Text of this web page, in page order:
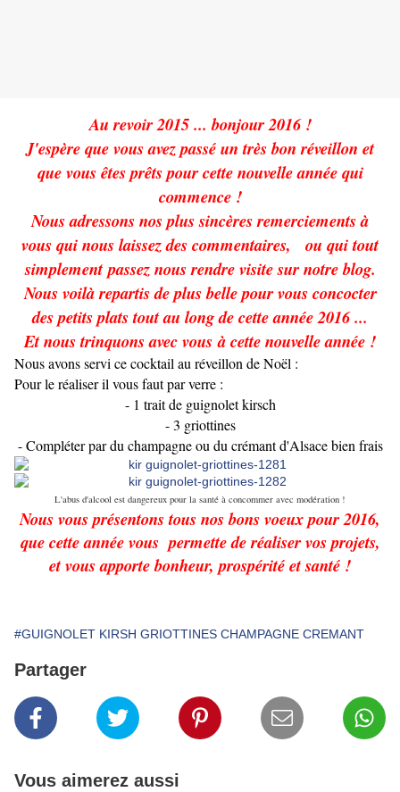
Au revoir 2015 ... bonjour 2016 !
J'espère que vous avez passé un très bon réveillon et
que vous êtes prêts pour cette nouvelle année qui
commence !
Nous adressons nos plus sincères remerciements à
vous qui nous laissez des commentaires, ou qui tout
simplement passez nous rendre visite sur notre blog.
Nous voilà repartis de plus belle pour vous concocter
des petits plats tout au long de cette année 2016 ...
Et nous trinquons avec vous à cette nouvelle année !
Nous avons servi ce cocktail au réveillon de Noël :
Pour le réaliser il vous faut par verre :
- 1 trait de guignolet kirsch
- 3 griottines
- Compléter par du champagne ou du crémant d'Alsace bien frais
L'abus d'alcool est dangereux pour la santé à concommer avec modération !
Nous vous présentons tous nos bons voeux pour 2016,
que cette année vous permette de réaliser vos projets,
et vous apporte bonheur, prospérité et santé !
#GUIGNOLET KIRSH GRIOTTINES CHAMPAGNE CREMANT
Partager
Vous aimerez aussi